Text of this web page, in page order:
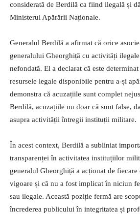
considerată de Berdilă ca fiind ilegală și
Ministerul Apărării Naționale.
Generalul Berdilă a afirmat că orice
generalului Gheorghiță cu activități
nefondată. El a declarat că este determinat
resursele legale disponibile pentru a-și
demonstra că acuzațiile sunt complet
Berdilă, acuzațiile nu doar că sunt false,
asupra activității întregii instituții militare.
În acest context, Berdilă a subliniat
transparenței în activitatea instituțiilor
generalul Gheorghiță a acționat de
vigoare și că nu a fost implicat în niciun
sau ilegale. Această poziție fermă are
încrederea publicului în integritatea și